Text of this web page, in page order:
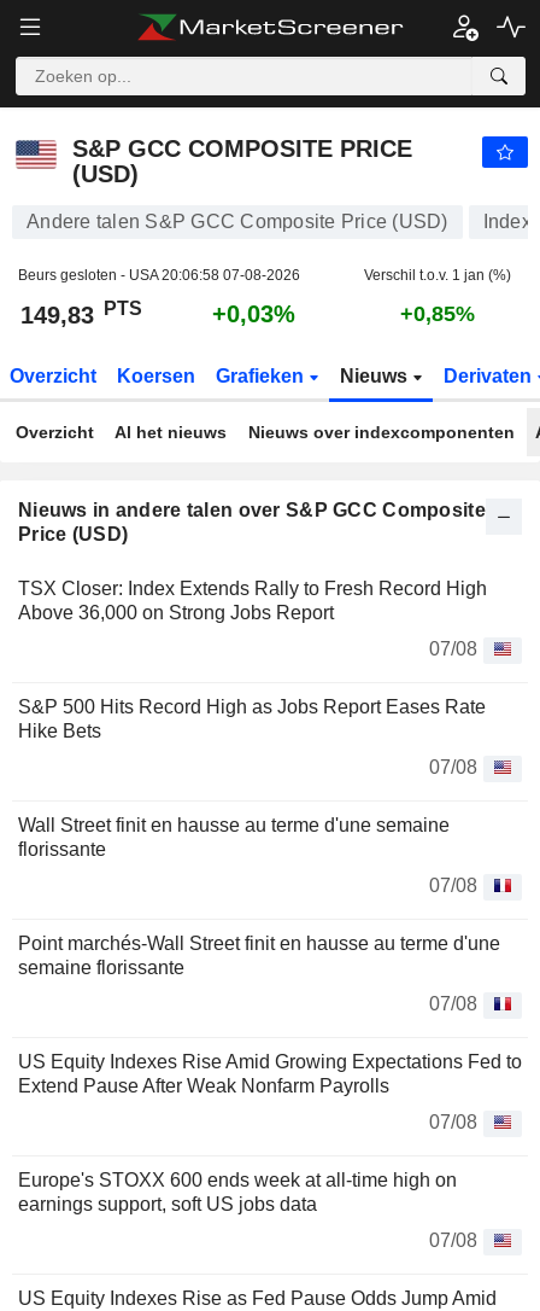
S&P GCC COMPOSITE PRICE
(USD)
Andere talen S&P GCC Composite Price (USD) Index
Beurs gesloten - USA20:06:58 07-08-2026 Verschil t.o.v. 1 jan (%)
149,83 PTS +0,03% +0,85%
Overzicht Koersen Grafieken Nieuws Derivaten
Overzicht Al het nieuws Nieuws over indexcomponenten
Nieuws in andere talen over S&P GCC Composite
Price (USD)
TSX Closer: Index Extends Rally to Fresh Record High
Above 36,000 on Strong Jobs Report
07/08
S&P 500 Hits Record High as Jobs Report Eases Rate
Hike Bets
07/08
Wall Street finit en hausse au terme d'une semaine
florissante
07/08
Point marchés-Wall Street finit en hausse au terme d'une
semaine florissante
07/08
US Equity Indexes Rise Amid Growing Expectations Fed to
Extend Pause After Weak Nonfarm Payrolls
07/08
Europe's STOXX 600 ends week at all-time high on
earnings support, soft US jobs data
07/08
US Equity Indexes Rise as Fed Pause Odds Jump Amid